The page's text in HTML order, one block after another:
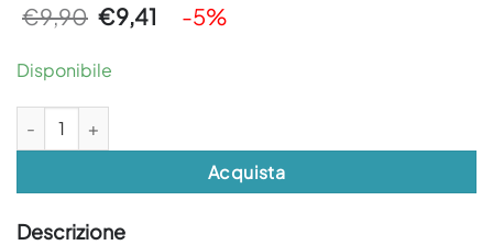
€9,90 Il
prezzo
era:
€9,90.
€9,41
prezzo
-5%
Disponibile
La giraffa curiosa quantità
Acquista
Descrizione